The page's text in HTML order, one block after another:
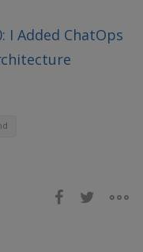
I Added ChatOps